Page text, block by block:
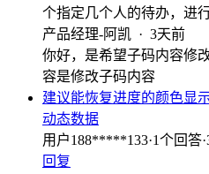
个指定几个人的待办，进
产品经理-阿凯 · 3天前
你好，是希望子码内容修
容是修改子码内容
建议能恢复进度的颜色显
动态数据
用户188*****133·1个回答·
回复